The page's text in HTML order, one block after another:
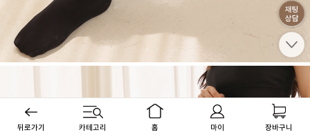
뒤로가기 카테고리 홈 마이 장바구니